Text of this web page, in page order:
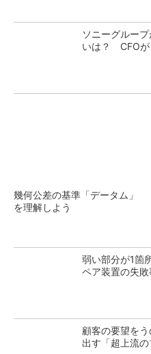
ソニーグルー
いは？ CFOが
幾何公差の基準「データム」
を理解しよう
弱い部分が1箇
ペア装置の失敗
顧客の要望を
出す「超上流の